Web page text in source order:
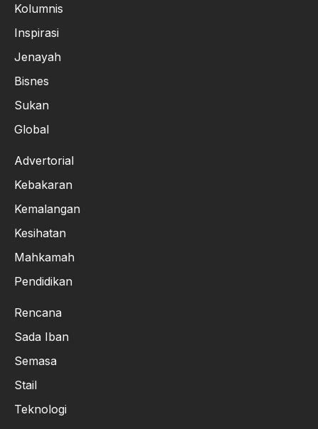
Kolumnis
Inspirasi
Jenayah
Bisnes
Sukan
Global
Advertorial
Kebakaran
Kemalangan
Kesihatan
Mahkamah
Pendidikan
Rencana
Sada Iban
Semasa
Stail
Teknologi